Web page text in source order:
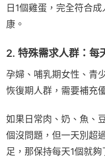
日1個雞蛋，完全符合
康。
2. 特殊需求人群：每
孕婦、哺乳期女性、青
恢復期人群，需要補充
如果日常肉、奶、魚、
個沒問題，但一天別超
足，那保持每天1個就夠